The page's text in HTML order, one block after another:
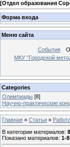
[Отдел образования
Форма входа
Меню сайта
События
МКУ "Городской
Categories
Олимпиады [8]
Научно-практические
Главная » Статьи »
В категории материалов: 8
Показано материалов: 1-8